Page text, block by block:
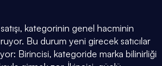
kategorinin genel hacminin
Bu durum yeni girecek satıcılar
Birincisi, kategoride marka bilinirliği